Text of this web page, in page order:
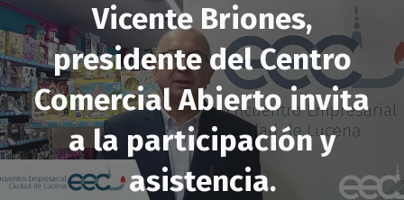
Vicente Briones,
presidente del Centro
Comercial Abierto invita
a la participación y
asistencia.